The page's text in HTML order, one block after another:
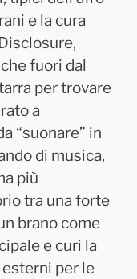
e la cura
fuori dal
per trovare
a
“suonare” in
di musica,
più
tra una forte
brano come
e curi la
esterni per le